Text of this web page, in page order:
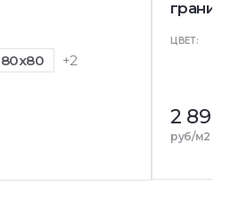
80x80 +2
гранит)
ЦВЕТ:
2 890
руб/м2